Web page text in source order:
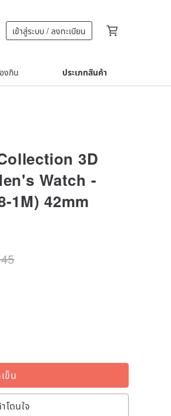
เข้าสู่ระบบ / ลงทะเบียน
งกิน ประเภทสินค้า
3D
Watch -
1M) 42mm
ข็น
โดนใจ